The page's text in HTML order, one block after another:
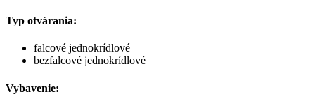
Typ otvárania:
falcové jednokrídlové
bezfalcové jednokrídlové
Vybavenie: